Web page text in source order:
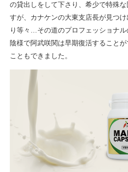
の貸出しをして下さり、希少で特殊
すが、カナケンの大東支店長が見つ
り等々…その道のプロフェッショナ
陰様で阿武咲関は早期復活すること
こともできました。